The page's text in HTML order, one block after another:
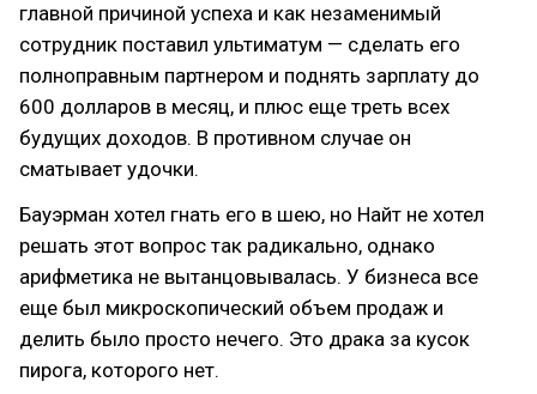
главной причиной успеха и как незаменимый
сотрудник поставил ультиматум — сделать его
полноправным партнером и поднять зарплату до
600 долларов в месяц, и плюс еще треть всех
будущих доходов. В противном случае он
сматывает удочки.
Бауэрман хотел гнать его в шею, но Найт не хотел
решать этот вопрос так радикально, однако
арифметика не вытанцовывалась. У бизнеса все
еще был микроскопический объем продаж и
делить было просто нечего. Это драка за кусок
пирога, которого нет.